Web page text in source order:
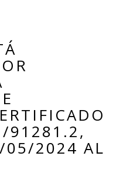
91281.2,
05/2024 AL